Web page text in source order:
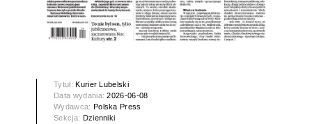
Tytuł: Kurier Lubelski
Data wydania:2026-06-08
Wydawca: Polska Press
Sekcja: Dzienniki